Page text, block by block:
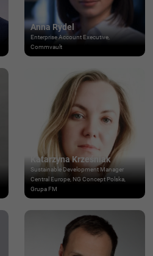
Anna Rydel
Enterprise Account Executive,
Commvault
Katarzyna Krześniak
Sustainable Development Manager
Central Europe, NG Concept Polska,
Grupa FM